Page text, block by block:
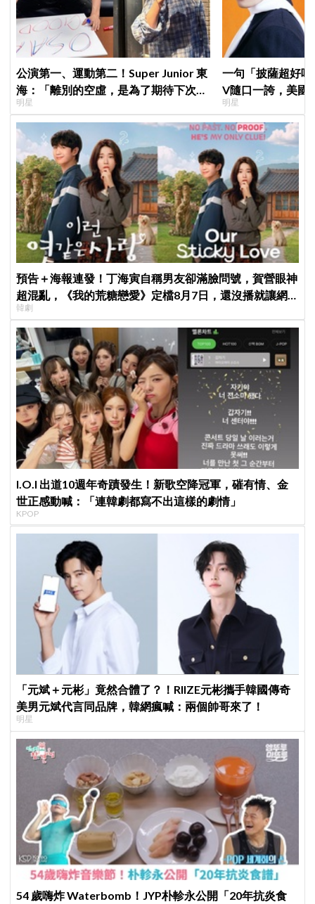
公演第一、運動第二！Super Junior 東
海：「離別的空虛，是為了期待下次再
見」
明星
一句「披薩超好
V隨口一誇，美國
擠爆
明星
預告＋海報連發！丁海寅自稱男友卻滿臉問號，賀營眼神
超混亂，《我的荒糖戀愛》定檔8月7日，還沒播就讓網
友瘋猜結局
韓劇
I.O.I 出道10週年奇蹟發生！新歌空降冠軍，磪有情、金
世正感動喊：「連韓劇都寫不出這樣的劇情」
KPOP
「元斌＋元彬」竟然合體了？！RIIZE元彬攜手韓國傳奇
美男元斌代言同品牌，韓網瘋喊：兩個帥哥來了！
明星
54 歲嗨炸 Waterbomb！JYP朴軫永公開「20年抗炎食